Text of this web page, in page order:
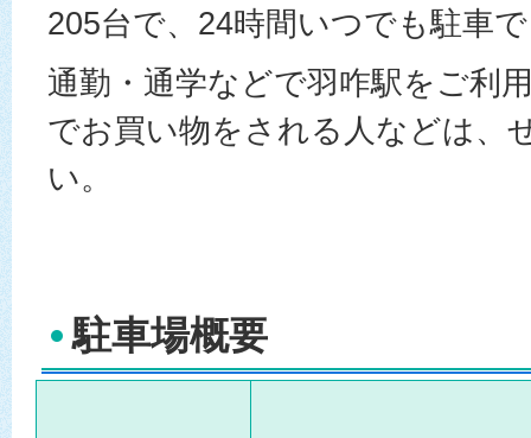
205台で、24時間いつでも駐車
通勤・通学などで羽咋駅をご利
でお買い物をされる人などは、
い。
駐車場概要